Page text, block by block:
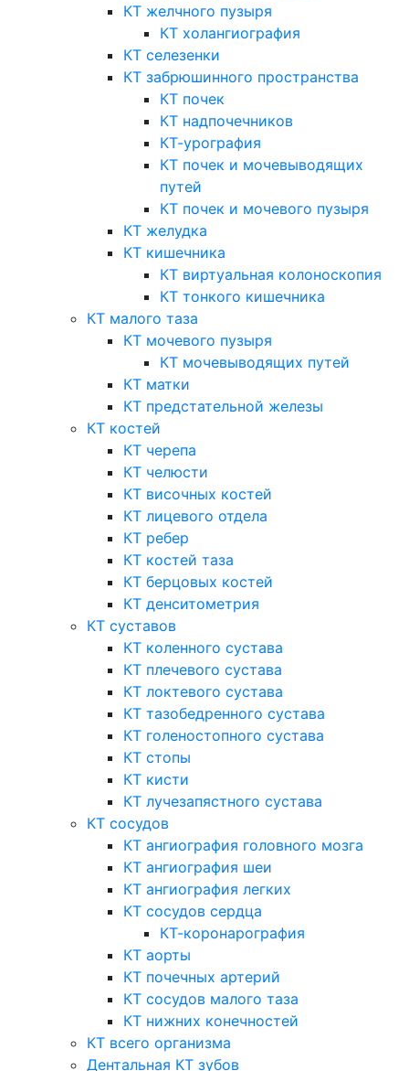
КТ желчного пузыря
КТ холангиография
КТ селезенки
КТ забрюшинного пространства
КТ почек
КТ надпочечников
КТ-урография
КТ почек и мочевыводящих
путей
КТ почек и мочевого пузыря
КТ желудка
КТ кишечника
КТ виртуальная колоноскопия
КТ тонкого кишечника
КТ малого таза
КТ мочевого пузыря
КТ мочевыводящих путей
КТ матки
КТ предстательной железы
КТ костей
КТ черепа
КТ челюсти
КТ височных костей
КТ лицевого отдела
КТ ребер
КТ костей таза
КТ берцовых костей
КТ денситометрия
КТ суставов
КТ коленного сустава
КТ плечевого сустава
КТ локтевого сустава
КТ тазобедренного сустава
КТ голеностопного сустава
КТ стопы
КТ кисти
КТ лучезапястного сустава
КТ сосудов
КТ ангиография головного мозга
КТ ангиография шеи
КТ ангиография легких
КТ сосудов сердца
КТ-коронарография
КТ аорты
КТ почечных артерий
КТ сосудов малого таза
КТ нижних конечностей
КТ всего организма
Дентальная КТ зубов